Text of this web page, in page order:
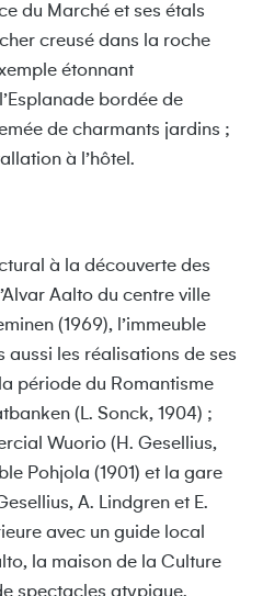
du Marché et ses étals
creusé dans la roche
étonnant
bordée de
de charmants jardins ;
à l’hôtel.
à la découverte des
Aalto du centre ville
(1969), l’immeuble
aussi les réalisations de ses
période du Romantisme
(L. Sonck, 1904) ;
Wuorio (H. Gesellius,
Pohjola (1901) et la gare
A. Lindgren et E.
avec un guide local
la maison de la Culture
spectacles atypique.